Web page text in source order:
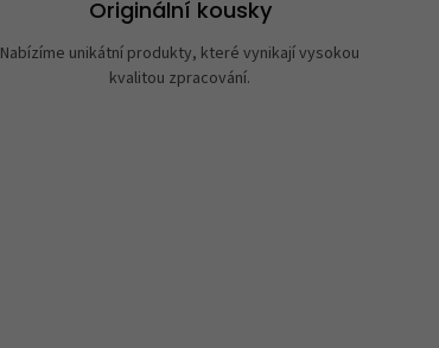
Originální kousky
Nabízíme unikátní produkty, které vynikají vysokou
kvalitou zpracování.